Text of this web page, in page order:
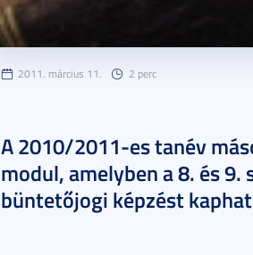
2011. március 11. 2 perc
A 2010/2011-es tanév
modul, amelyben a 8. és
büntetőjogi képzést